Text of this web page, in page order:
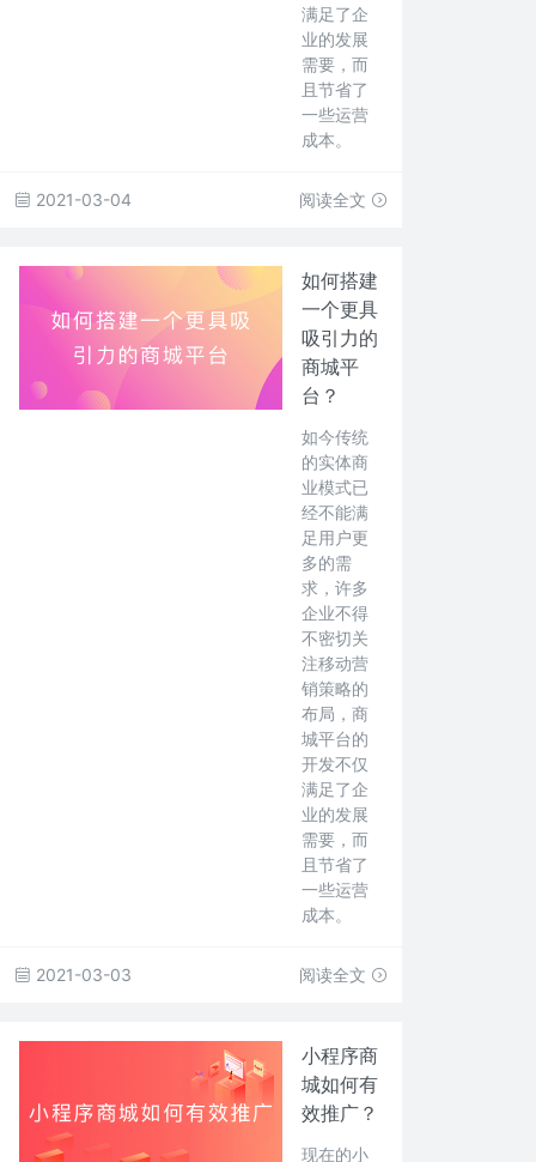
满足了企
业的发展
需要，而
且节省了
一些运营
成本。
2021-03-04 阅读全文
如何搭建
一个更具
吸引力的
商城平
台？
如今传统
的实体商
业模式已
经不能满
足用户更
多的需
求，许多
企业不得
不密切关
注移动营
销策略的
布局，商
城平台的
开发不仅
满足了企
业的发展
需要，而
且节省了
一些运营
成本。
2021-03-03 阅读全文
小程序商
城如何有
效推广？
现在的小